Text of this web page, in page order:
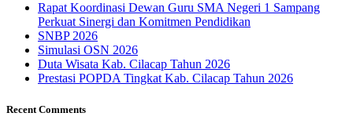
Rapat Koordinasi Dewan Guru SMA Negeri 1 Sampang
Perkuat Sinergi dan Komitmen Pendidikan
SNBP 2026
Simulasi OSN 2026
Duta Wisata Kab. Cilacap Tahun 2026
Prestasi POPDA Tingkat Kab. Cilacap Tahun 2026
Recent Comments